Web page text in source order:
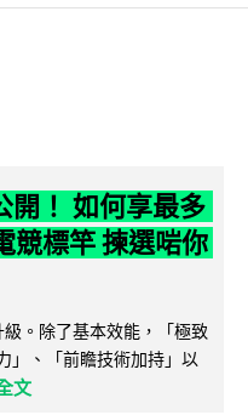
！ 如何享最多
標竿 揀選啱你
。除了基本效能，「極致
」、「前瞻技術加持」以
文